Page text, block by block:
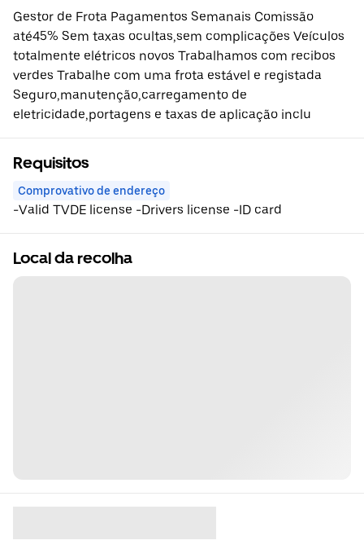
Gestor de Frota Pagamentos Semanais Comissão
até45% Sem taxas ocultas,sem complicações Veículos
totalmente elétricos novos Trabalhamos com recibos
verdes Trabalhe com uma frota estável e registada
Seguro,manutenção,carregamento de
eletricidade,portagens e taxas de aplicação inclu
Requisitos
Comprovativo de endereço
-Valid TVDE license -Drivers license -ID card
Local da recolha